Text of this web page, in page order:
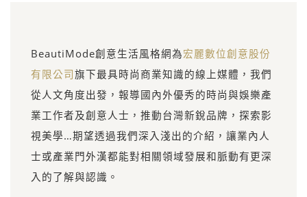
BeautiMode創意生活風格網為宏麗數位創意股份
有限公司旗下最具時尚商業知識的線上媒體，我們
從人文角度出發，報導國內外優秀的時尚與娛樂產
業工作者及創意人士，推動台灣新銳品牌，探索影
視美學…期望透過我們深入淺出的介紹，讓業內人
士或產業門外漢都能對相關領域發展和脈動有更深
入的了解與認識。